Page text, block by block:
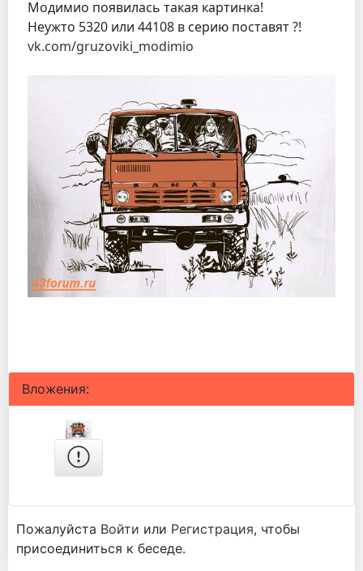
Модимио появилась такая картинка!
Неужто 5320 или 44108 в серию поставят ?!
vk.com/gruzoviki_modimio
Вложения:
Пожалуйста Войти или Регистрация, чтобы
присоединиться к беседе.